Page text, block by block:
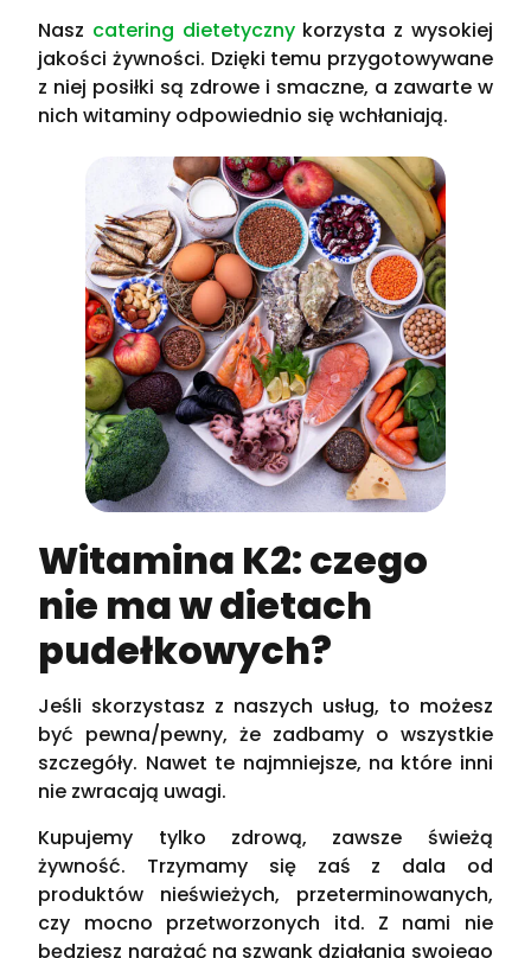
Nasz catering dietetycznykorzysta z wysokiej
jakości żywności. Dzięki temu przygotowywane
z niej posiłki są zdrowe i smaczne, a zawarte w
nich witaminy odpowiednio się wchłaniają.
Witamina K2: czego
nie ma w dietach
pudełkowych?
Jeśli skorzystasz z naszych usług, to możesz
być pewna/pewny, że zadbamy o wszystkie
szczegóły. Nawet te najmniejsze, na które inni
nie zwracają uwagi.
Kupujemy tylko zdrową, zawsze świeżą
żywność. Trzymamy się zaś z dala od
produktów nieświeżych, przeterminowanych,
czy mocno przetworzonych itd. Z nami nie
będziesz narażać na szwank działania swojego